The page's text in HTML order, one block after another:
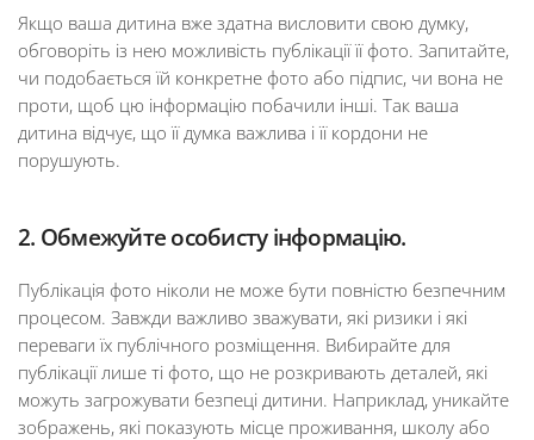
Якщо ваша дитина вже здатна висловити свою думку,
обговоріть із нею можливість публікації її фото. Запитайте,
чи подобається їй конкретне фото або підпис, чи вона не
проти, щоб цю інформацію побачили інші. Так ваша
дитина відчує, що її думка важлива і її кордони не
порушують.
2. Обмежуйте особисту інформацію.
Публікація фото ніколи не може бути повністю безпечним
процесом. Завжди важливо зважувати, які ризики і які
переваги їх публічного розміщення. Вибирайте для
публікації лише ті фото, що не розкривають деталей, які
можуть загрожувати безпеці дитини. Наприклад, уникайте
зображень, які показують місце проживання, школу або